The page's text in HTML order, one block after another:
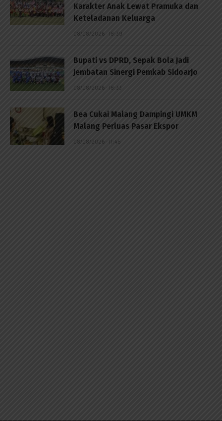
Karakter Anak Lewat Pramuka dan
Keteladanan Keluarga
08/08/2026 - 18:39
Bupati vs DPRD, Sepak Bola Jadi
Jembatan Sinergi Pemkab Sidoarjo
08/08/2026 - 18:33
Bea Cukai Malang Dampingi UMKM
Malang Perluas Pasar Ekspor
08/08/2026 - 11:45